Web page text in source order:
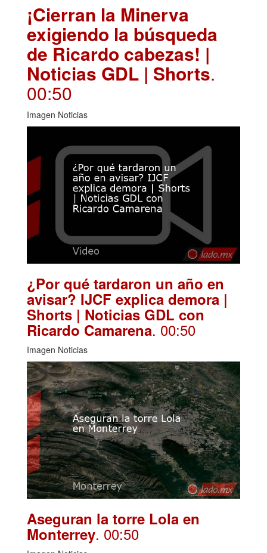
¡Cierran la Minerva
exigiendo la búsqueda
de Ricardo cabezas! |
Noticias GDL | Shorts.
00:50
Imagen Noticias
¿Por qué tardaron un año en
avisar? IJCF explica demora |
Shorts | Noticias GDL con
Ricardo Camarena. 00:50
Imagen Noticias
Aseguran la torre Lola en
Monterrey. 00:50